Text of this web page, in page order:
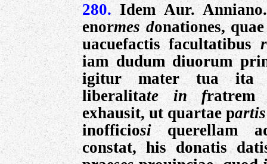
280. Idem Aur.
enormes donationes,
uacuefactis facultatibus
iam dudum diuorum
igitur mater tua ita
liberalitate in fratrem
exhausit, ut quartae p
inofficiosi querellam
constat, his donatis